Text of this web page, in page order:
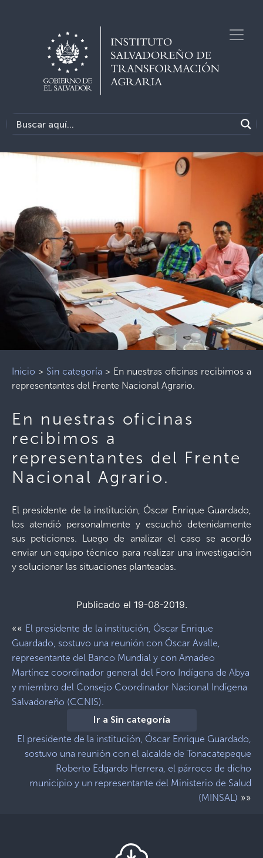
Inicio > Sin categoría > En nuestras oficinas recibimos a
representantes del Frente Nacional Agrario.
En nuestras oficinas
recibimos a
representantes del Frente
Nacional Agrario.
El presidente de la institución, Óscar Enrique Guardado,
los atendió personalmente y escuchó detenidamente
sus peticiones. Luego de analizar el caso se acordó
enviar un equipo técnico para realizar una investigación
y solucionar las situaciones planteadas.
Publicado el 19-08-2019.
«« El presidente de la institución, Óscar Enrique
Guardado, sostuvo una reunión con Óscar Avalle,
representante del Banco Mundial y con Amadeo
Martínez coordinador general del Foro Indígena de Abya
y miembro del Consejo Coordinador Nacional Indígena
Salvadoreño (CCNIS).
Ir a Sin categoría
El presidente de la institución, Óscar Enrique Guardado,
sostuvo una reunión con el alcalde de Tonacatepeque
Roberto Edgardo Herrera, el párroco de dicho
municipio y un representante del Ministerio de Salud
(MINSAL) »»